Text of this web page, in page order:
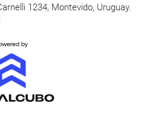
1234, Montevido, Uruguay.